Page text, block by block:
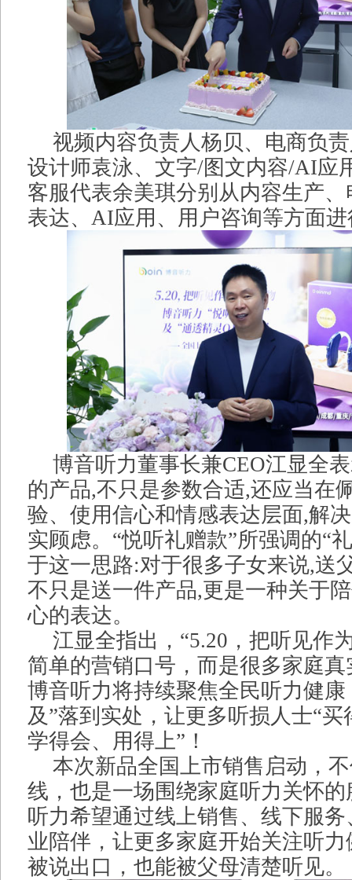
视频内容负责人杨贝、电商负
设计师袁泳、文字/图文内容/AI应
客服代表余美琪分别从内容生产
表达、AI应用、用户咨询等方面
博音听力董事长兼CEO江显全
的产品,不只是参数合适,还应当在
验、使用信心和情感表达层面,解
实顾虑。“悦听礼赠款”所强调的“
于这一思路:对于很多子女来说,送
不只是送一件产品,更是一种关于
心的表达。
江显全指出，“5.20，把听见作
简单的营销口号，而是很多家庭
博音听力将持续聚焦全民听力健康
及”落到实处，让更多听损人士“
学得会、用得上”！
本次新品全国上市销售启动，
线，也是一场围绕家庭听力关怀
听力希望通过线上销售、线下服
业陪伴，让更多家庭开始关注听
被说出口，也能被父母清楚听见。